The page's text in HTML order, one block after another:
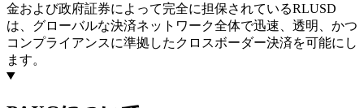
金および政府証券によって完全に担保されているRLUSD
は、グローバルな決済ネットワーク全体で迅速、透明、かつ
コンプライアンスに準拠したクロスボーダー決済を可能にし
ます。